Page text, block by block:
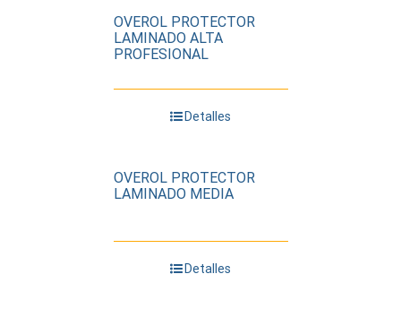
OVEROL PROTECTOR
LAMINADO ALTA
PROFESIONAL
Detalles
OVEROL PROTECTOR
LAMINADO MEDIA
Detalles